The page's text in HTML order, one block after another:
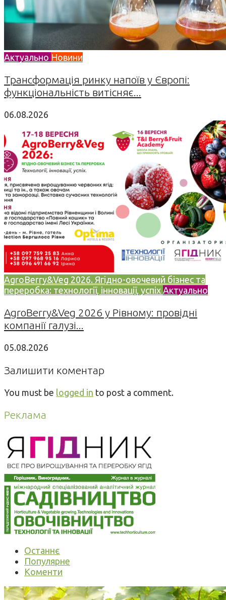
Актуально Новини
Трансформація ринку напоїв у Європі:
функціональність витісняє...
06.08.2026
AgroBerry&Veg 2026. Ягідно-овочевий бізнес та
переробка: технології, інновації, успіх Актуально
AgroBerry&Veg 2026 у Рівному: провідні
компанії галузі...
05.08.2026
Залишити коментар
You must be logged in to post a comment.
Реклама
Останнє
Популярне
Коменти